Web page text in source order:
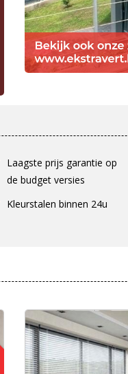
Laagste prijs garantie op
de budget versies
Kleurstalen binnen 24u